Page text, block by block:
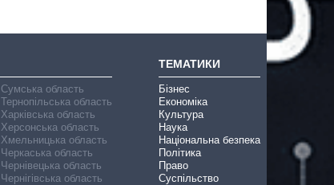
Сумська область
Тернопільська область
Харківська область
Херсонська область
Хмельницька область
Черкаська область
Чернівецька область
Чернігівська область
ТЕМАТИКИ
Бізнес
Економіка
Культура
Наука
Національна безпека
Політика
Право
Суспільство